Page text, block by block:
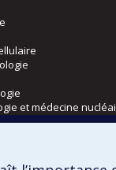
et médecine